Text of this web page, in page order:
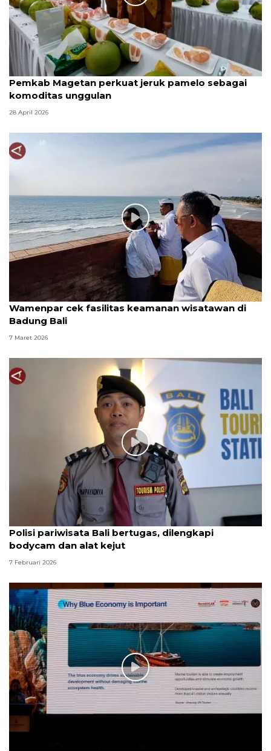
Pemkab Magetan perkuat jeruk pamelo sebagai
komoditas unggulan
28 April 2026
Wamenpar cek fasilitas keamanan wisatawan di
Badung Bali
7 Maret 2026
Polisi pariwisata Bali bertugas, dilengkapi
bodycam dan alat kejut
7 Februari 2026